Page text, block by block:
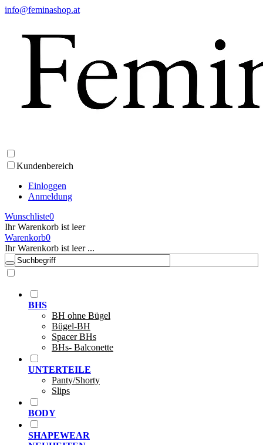
info@feminashop.at
Kundenbereich
Einloggen
Anmeldung
Wunschliste0
Ihr Warenkorb ist leer
Warenkorb0
Ihr Warenkorb ist leer ...
BHS
BH ohne Bügel
Bügel-BH
Spacer BHs
BHs- Balconette
UNTERTEILE
Panty/Shorty
Slips
BODY
SHAPEWEAR